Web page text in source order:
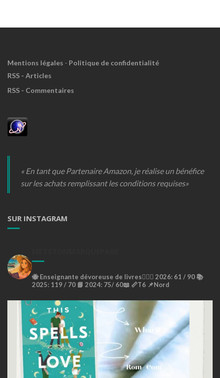
Mentions légales - Politique de confidentialité
RSS - Articles
RSS - Commentaires
« En tant que Partenaire Amazon, je réalise un bénéfice
sur les achats remplissant les conditions requises»
SUR INSTAGRAM
🐝Enseignante dévoreuse de livres🙇🏼‍♀️ 2026: 61 / 90 📚
2025: 119 / 70 📘 2024: 75/ 60📖 📏T6 📌Nord